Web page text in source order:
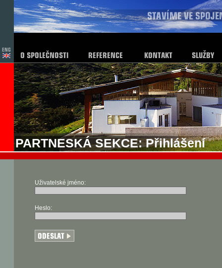
PARTNESKÁ SEKCE: Přihlášení
Uživatelské jméno:
Heslo: